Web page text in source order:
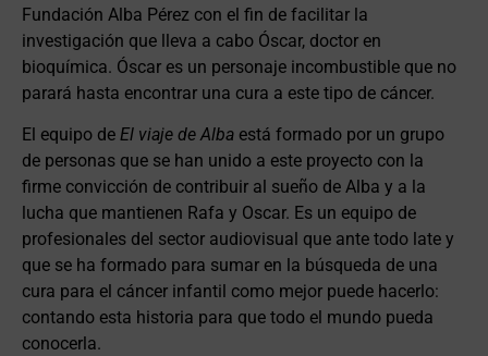
Fundación Alba Pérez con el fin de facilitar la
investigación que lleva a cabo Óscar, doctor en
bioquímica. Óscar es un personaje incombustible que no
parará hasta encontrar una cura a este tipo de cáncer.
El equipo de El viaje de Alba está formado por un grupo
de personas que se han unido a este proyecto con la
firme convicción de contribuir al sueño de Alba y a la
lucha que mantienen Rafa y Oscar. Es un equipo de
profesionales del sector audiovisual que ante todo late y
que se ha formado para sumar en la búsqueda de una
cura para el cáncer infantil como mejor puede hacerlo:
contando esta historia para que todo el mundo pueda
conocerla.